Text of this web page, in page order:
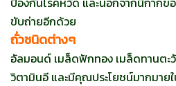
ขับถ่ายอีกด้วย
ถั่วชนิดต่างๆ
อัลมอนด์ เมล็ดฟักทอง เมล็ดทานตะ
วิตามินอี และมีคุณประโยชน์มากมาย